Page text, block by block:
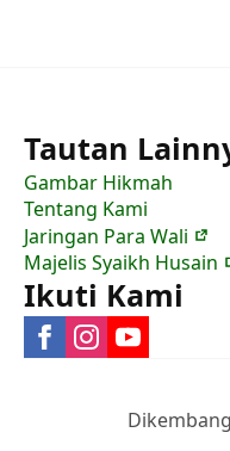
Tautan
Gambar Hikmah
Tentang Kami
Jaringan Para Wali
Majelis Syaikh Husain
Ikuti Kami